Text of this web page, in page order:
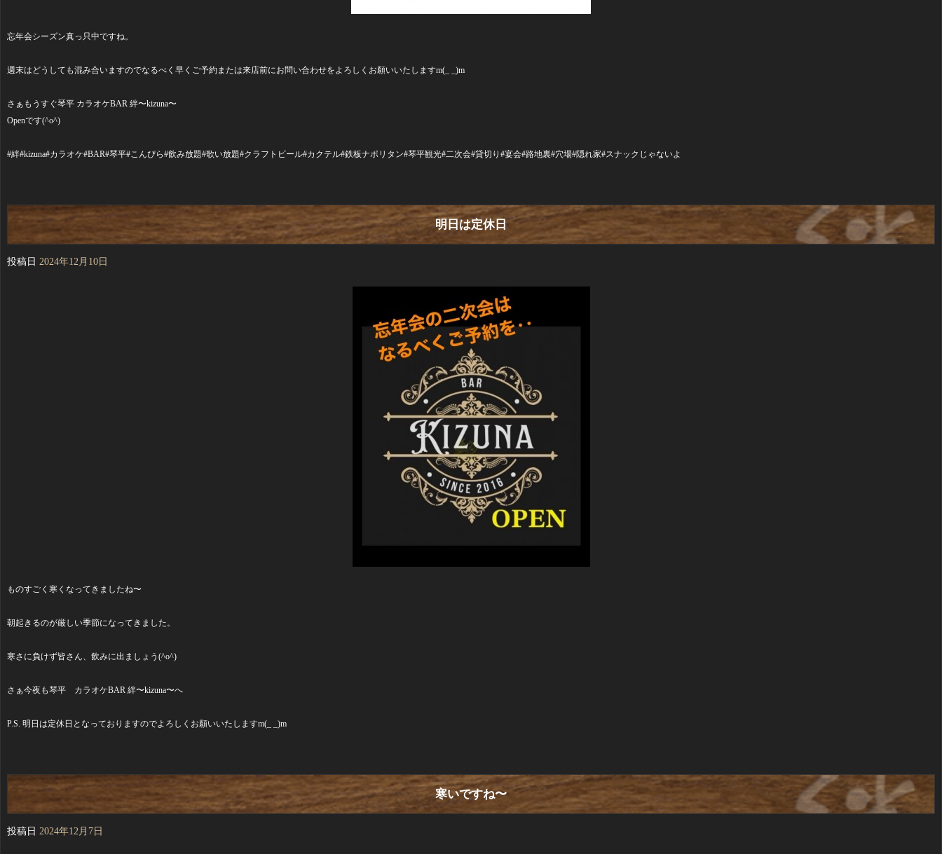
忘年会シーズン真っ只中ですね。
週末はどうしても混み合いますのでなるべく早くご予約または来店前にお問い合わせをよろしくお願いいたしますm(_ _)m
さぁもうすぐ琴平 カラオケBAR 絆〜kizuna〜
Openです(^o^)
#絆#kizuna#カラオケ#BAR#琴平#こんぴら#飲み放題#歌い放題#クラフトビール#カクテル#鉄板ナポリタン#琴平観光#二次会#貸切り#宴会#路地裏#穴場#隠れ家#スナックじゃないよ
明日は定休日
投稿日 2024年12月10日
ものすごく寒くなってきましたね〜
朝起きるのが厳しい季節になってきました。
寒さに負けず皆さん、飲みに出ましょう(^o^)
さぁ今夜も琴平 カラオケBAR 絆〜kizuna〜へ
P.S. 明日は定休日となっておりますのでよろしくお願いいたしますm(_ _)m
寒いですね〜
投稿日 2024年12月7日